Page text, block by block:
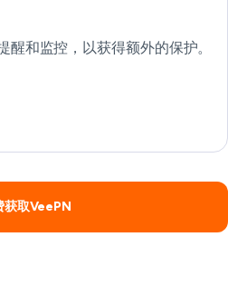
和监控，以获得额外的保护。
获取VeePN